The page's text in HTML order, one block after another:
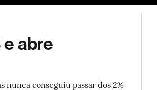
abre
nunca conseguiu passar dos 2%